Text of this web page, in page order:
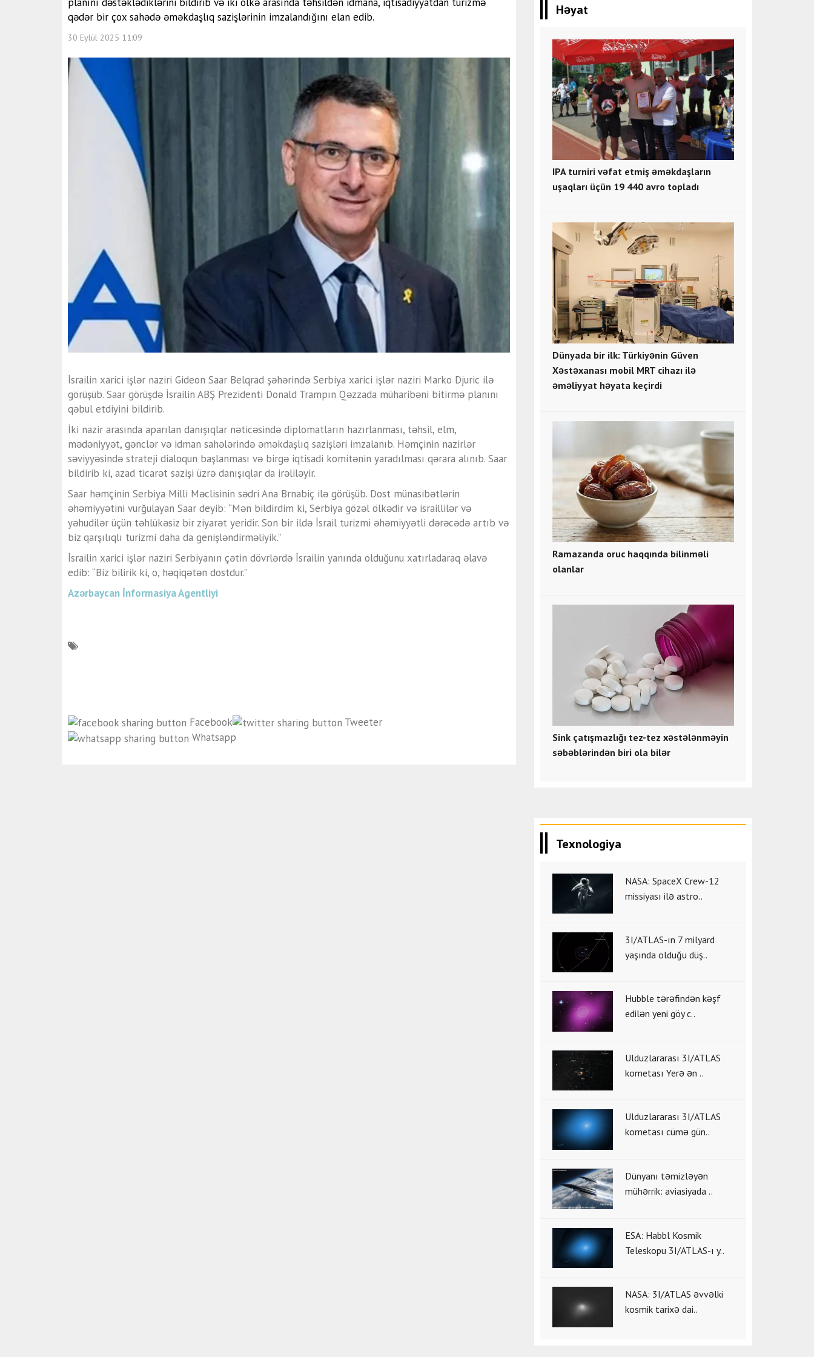
qədər bir çox sahədə əməkdaşlıq sazişlərinin imzalandığını elan edib.
30 Eylül 2025 11:09
İsrailin xarici işlər naziri Gideon Saar Belqrad şəhərində Serbiya xarici işlər naziri Marko Djuric ilə
görüşüb. Saar görüşdə İsrailin ABŞ Prezidenti Donald Trampın Qəzzada müharibəni bitirmə planını
qəbul etdiyini bildirib.
İki nazir arasında aparılan danışıqlar nəticəsində diplomatların hazırlanması, təhsil, elm,
mədəniyyət, gənclər və idman sahələrində əməkdaşlıq sazişləri imzalanıb. Həmçinin nazirlər
səviyyəsində strateji dialoqun başlanması və birgə iqtisadi komitənin yaradılması qərara alınıb. Saar
bildirib ki, azad ticarət sazişi üzrə danışıqlar da irəliləyir.
Saar həmçinin Serbiya Milli Məclisinin sədri Ana Brnabiç ilə görüşüb. Dost münasibətlərin
əhəmiyyətini vurğulayan Saar deyib: “Mən bildirdim ki, Serbiya gözəl ölkədir və israillilər və
yəhudilər üçün təhlükəsiz bir ziyarət yeridir. Son bir ildə İsrail turizmi əhəmiyyətli dərəcədə artıb və
biz qarşılıqlı turizmi daha da genişləndirməliyik.”
İsrailin xarici işlər naziri Serbiyanın çətin dövrlərdə İsrailin yanında olduğunu xatırladaraq əlavə
edib: “Biz bilirik ki, o, həqiqətən dostdur.”
Azərbaycan İnformasiya Agentliyi
Facebook
Tweeter
Whatsapp
Həyat
IPA turniri vəfat etmiş əməkdaşların
uşaqları üçün 19 440 avro topladı
Dünyada bir ilk: Türkiyənin Güven
Xəstəxanası mobil MRT cihazı ilə
əməliyyat həyata keçirdi
Ramazanda oruc haqqında bilinməli
olanlar
Sink çatışmazlığı tez-tez xəstələnməyin
səbəblərindən biri ola bilər
Texnologiya
NASA: SpaceX Crew-12
missiyası ilə astro..
3I/ATLAS-ın 7 milyard
yaşında olduğu düş..
Hubble tərəfindən kəşf
edilən yeni göy c..
Ulduzlararası 3I/ATLAS
kometası Yerə ən ..
Ulduzlararası 3I/ATLAS
kometası cümə gün..
Dünyanı təmizləyən
mühərrik: aviasiyada ..
ESA: Habbl Kosmik
Teleskopu 3I/ATLAS-ı y..
NASA: 3I/ATLAS əvvəlki
kosmik tarixə dai..